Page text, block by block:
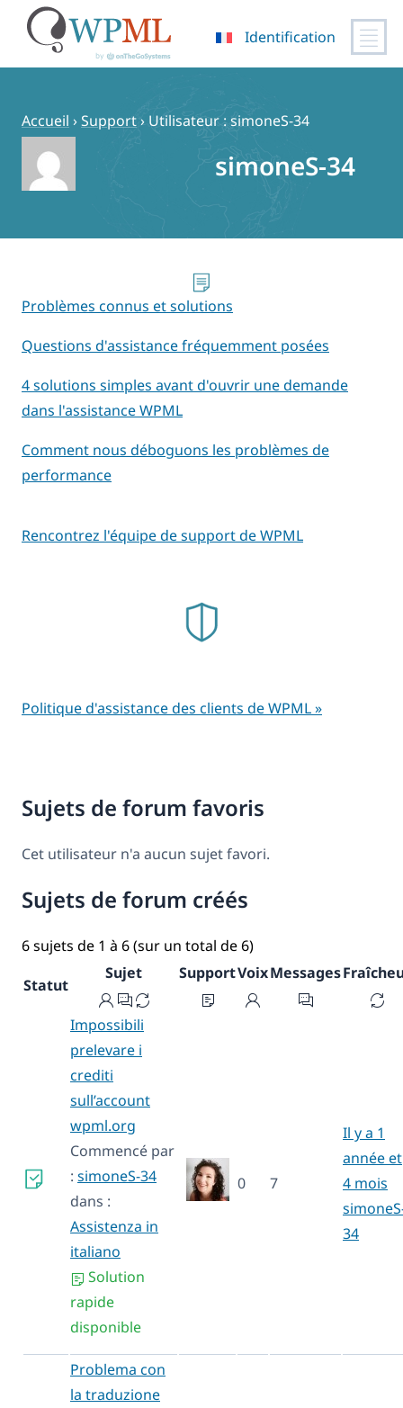
contenu
Identification
Accueil ›Support› Utilisateur : simoneS-34
simoneS-34
Sujets de forum favoris
Cet utilisateur n'a aucun sujet favori.
Sujets de forum créés
6 sujets de 1 à 6 (sur un total de 6)
Statut
Sujet SupportVoixMessages
Impossibili
prelevare i
crediti
sull’account
wpml.org
Commencé par
: simoneS-34
dans :
Assistenza in
italiano
Solution
rapide
disponible
0 7
Il y a 1
année et
4 mois
34
Problema con
la traduzione
Problèmes connus et solutions
Questions d'assistance fréquemment posées
4 solutions simples avant d'ouvrir une demande
dans l'assistance WPML
Comment nous déboguons les problèmes de
performance
Rencontrez l'équipe de support de WPML
Politique d'assistance des clients de WPML »